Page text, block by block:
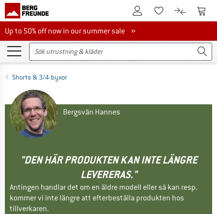
Till kundkontotTill minneslistan.
Till Till
Up to 50% off now in our summer sale
Up to 50% off now in our summer sale »
Shorts & 3/4-byxor
Bergsvän Hannes
"DEN HÄR PRODUKTEN KAN INTE LÄNGRE
LEVERERAS."
Antingen handlar det om en äldre modell eller så kan resp.
kommer vi inte längre att efterbeställa produkten hos
tillverkaren.